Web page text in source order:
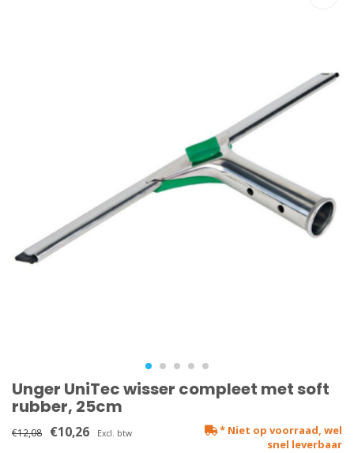
Unger UniTec wisser compleet met soft
rubber, 25cm
€12,08 €10,26 Excl. btw
* Niet op voorraad, wel
snel leverbaar